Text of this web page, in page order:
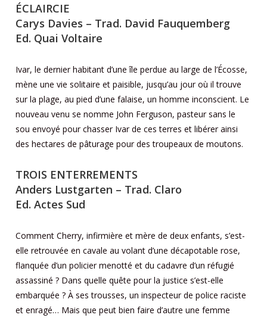
ÉCLAIRCIE
Carys Davies – Trad. David Fauquemberg
Ed. Quai Voltaire
Ivar, le dernier habitant d’une île perdue au large de l’Écosse,
mène une vie solitaire et paisible, jusqu’au jour où il trouve
sur la plage, au pied d’une falaise, un homme inconscient. Le
nouveau venu se nomme John Ferguson, pasteur sans le
sou envoyé pour chasser Ivar de ces terres et libérer ainsi
des hectares de pâturage pour des troupeaux de moutons.
TROIS ENTERREMENTS
Anders Lustgarten – Trad. Claro
Ed. Actes Sud
Comment Cherry, infirmière et mère de deux enfants, s’est-
elle retrouvée en cavale au volant d’une décapotable rose,
flanquée d’un policier menotté et du cadavre d’un réfugié
assassiné ? Dans quelle quête pour la justice s’est-elle
embarquée ? À ses trousses, un inspecteur de police raciste
et enragé… Mais que peut bien faire d’autre une femme